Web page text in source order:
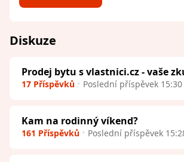
Diskuze
Prodej bytu s vlastnici.cz - vaše
17 Příspěvků Poslední příspěvek 15:30
Kam na rodinný víkend?
161 Příspěvků Poslední příspěvek